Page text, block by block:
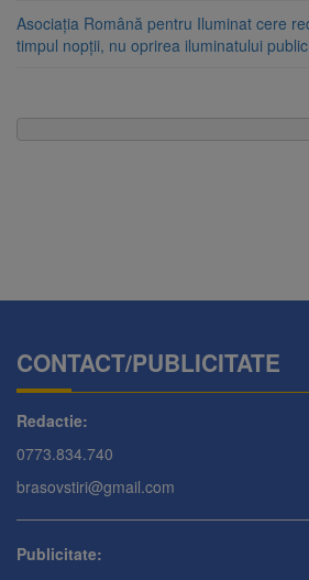
Asociația Română pentru Iluminat cere
timpul nopții, nu oprirea iluminatului public
CONTACT/PUBLICITATE
Redactie:
0773.834.740
brasovstiri@gmail.com
Publicitate: